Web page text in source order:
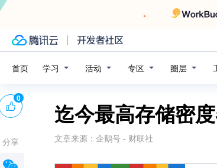
首页 学习 活动 专区 圈层
迄今最高存储密
文章来源： 企鹅号 - 财联社
0
分享